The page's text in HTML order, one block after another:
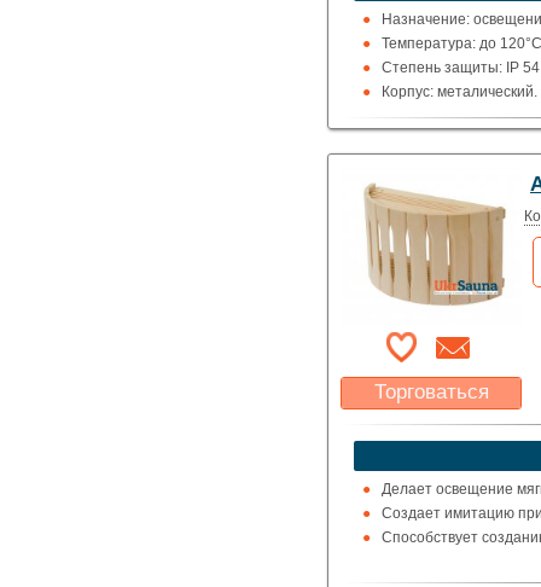
Указать цену
Назначение:
Температура: до
Степень защиты: IP
Корпус: металический.
Плафон: термо-
Вид цоколя: Е27.
Торговаться
Какая цена Вас
устроит?
Указать цену
Делает освещение
Создает имитацию
Способствует